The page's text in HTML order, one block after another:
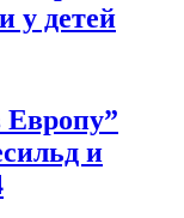
у детей
и